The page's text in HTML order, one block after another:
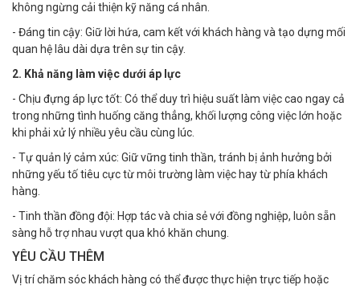
không ngừng cải thiện kỹ năng cá nhân.
- Đáng tin cậy: Giữ lời hứa, cam kết với khách hàng và tạo dựng mối
quan hệ lâu dài dựa trên sự tin cậy.
2. Khả năng làm việc dưới áp lực
- Chịu đựng áp lực tốt: Có thể duy trì hiệu suất làm việc cao ngay cả
trong những tình huống căng thẳng, khối lượng công việc lớn hoặc
khi phải xử lý nhiều yêu cầu cùng lúc.
- Tự quản lý cảm xúc: Giữ vững tinh thần, tránh bị ảnh hưởng bởi
những yếu tố tiêu cực từ môi trường làm việc hay từ phía khách
hàng.
- Tinh thần đồng đội: Hợp tác và chia sẻ với đồng nghiệp, luôn sẵn
sàng hỗ trợ nhau vượt qua khó khăn chung.
YÊU CẦU THÊM
Vị trí chăm sóc khách hàng có thể được thực hiện trực tiếp hoặc